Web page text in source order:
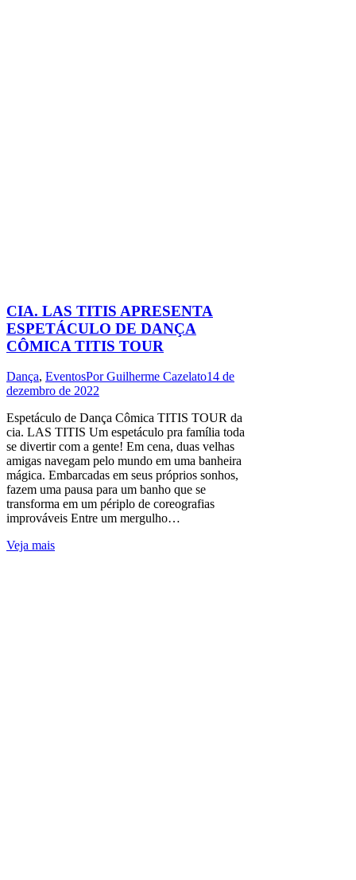
CIA. LAS TITIS APRESENTA
ESPETÁCULO DE DANÇA
CÔMICA TITIS TOUR
Dança, EventosPorGuilherme Cazelato14 de
dezembro de 2022
Espetáculo de Dança Cômica TITIS TOUR da
cia. LAS TITIS Um espetáculo pra família toda
se divertir com a gente! Em cena, duas velhas
amigas navegam pelo mundo em uma banheira
mágica. Embarcadas em seus próprios sonhos,
fazem uma pausa para um banho que se
transforma em um périplo de coreografias
improváveis Entre um mergulho…
Veja mais